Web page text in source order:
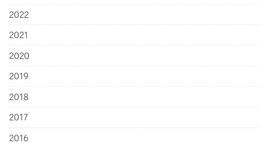
2022
2021
2020
2019
2018
2017
2016